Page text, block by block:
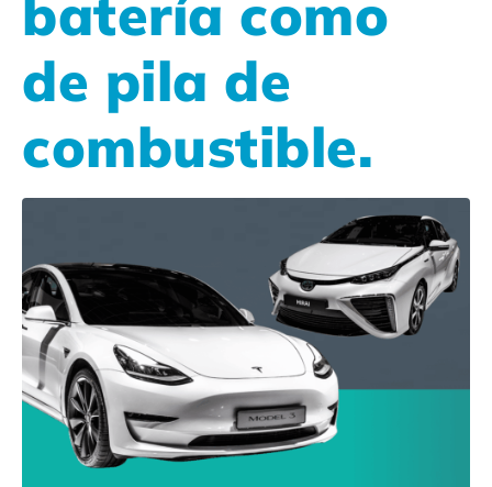
batería como
de pila de
combustible.